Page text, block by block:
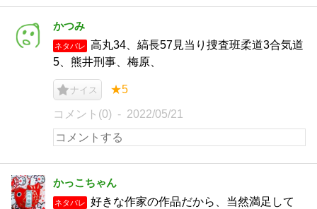
かつみ
ネタバレ
高丸34、縞長57見当り捜査班柔道3合気道
5、熊井刑事、梅原、
ナイス ★5
コメント(0) 2022/05/21
かっこちゃん
ネタバレ
好きな作家の作品だから、当然満足して